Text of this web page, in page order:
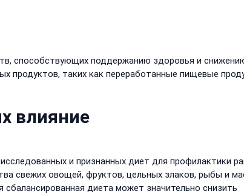
способствующих поддержанию здоровья и
продуктов, таких как переработанные пищевые
влияние
и признанных диет для профилактики
свежих овощей, фруктов, цельных злаков, рыбы и
диета может значительно снизить